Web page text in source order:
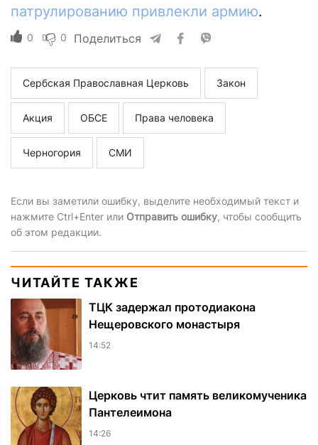
патрулированию привлекли армию.
0 0 Поделиться
Сербская Православная Церковь Закон
Акция ОБСЕ Права человека
Черногория СМИ
Если вы заметили ошибку, выделите необходимый текст и
нажмите Ctrl+Enter или Отправить ошибку, чтобы сообщить
об этом редакции.
ЧИТАЙТЕ ТАКЖЕ
ТЦК задержал протодиакона
Нещеровского монастыря
14:52
Церковь чтит память великомученика
Пантелеимона
14:26